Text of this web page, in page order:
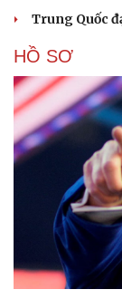
Trung Quốc
HỒ SƠ